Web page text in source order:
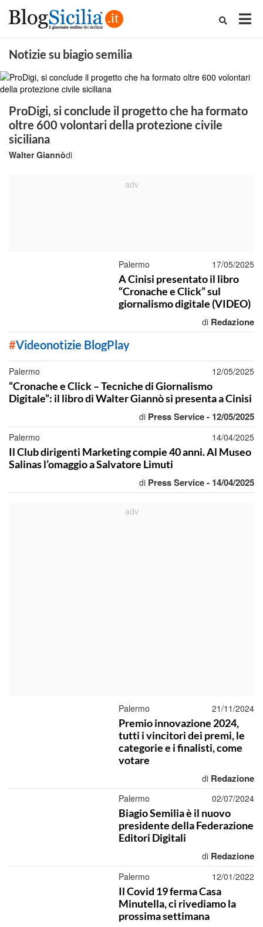
Notizie su biagio semilia
ProDigi, si conclude il progetto che ha formato
oltre 600 volontari della protezione civile
siciliana
di
Walter Giannò
Palermo 17/05/2025
A Cinisi presentato il libro
“Cronache e Click” sul
giornalismo digitale (VIDEO)
di Redazione
#Videonotizie BlogPlay
Palermo 12/05/2025
“Cronache e Click – Tecniche di Giornalismo
Digitale”: il libro di Walter Giannò si presenta a Cinisi
di Press Service - 12/05/2025
Palermo 14/04/2025
Il Club dirigenti Marketing compie 40 anni. Al Museo
Salinas l’omaggio a Salvatore Limuti
di Press Service - 14/04/2025
Palermo 21/11/2024
Premio innovazione 2024,
tutti i vincitori dei premi, le
categorie e i finalisti, come
votare
di Redazione
Palermo 02/07/2024
Biagio Semilia è il nuovo
presidente della Federazione
Editori Digitali
di Redazione
Palermo 12/01/2022
Il Covid 19 ferma Casa
Minutella, ci rivediamo la
prossima settimana